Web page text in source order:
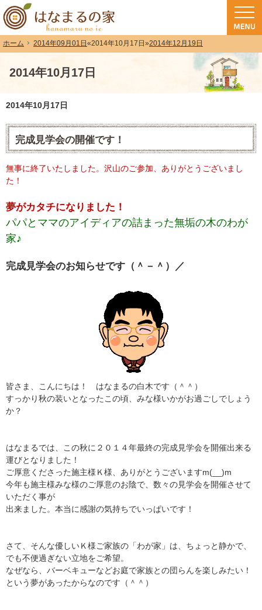
ホーム 2014年09月01日 «2014年10月17日 »2014年12月19日
2014年10月17日
和歌山（和歌山市・岩出市・海南市・紀の川市）で注文住宅(長期優良住宅・
注文住宅・高気密高断熱・長期優良住宅・ZEH・耐震なら（和歌山・和歌山市）
2014年10月17日
完成見学会の開催です！
無事に終了いたしました。沢山のご参加、ありがとうございまし
た！
夢がカタチになりました！
パパとママのアイディアの詰まった無垢の木のわが
家♪
完成見学会のお知らせです（＾－＾）／
皆さま、こんにちは！ はなまるの白木です（＾＾）
すっかり秋の装いとなったこの頃、みな様いかがお過ごしでしょう
か？
はなまるでは、この秋に２０１４年最終の完成見学会を開催出来る
運びとなりました！
ご厚意くださった施主様Ｋ様、ありがとうございますm(__)m
今年も施主様みな様のご厚意のお陰で、数々の見学会を開催させて
いただく事が
出来ました。本当に感謝の気持ちでいっぱいです！
さて、そんな優しいＫ様ご家族の「わが家」は、ちょっと静かで、
でも不便過ぎない立地をご希望。
なぜなら、バーベキューなどお庭で家族との団らんを楽しみたい！
という夢があったからなのです（＾＾）